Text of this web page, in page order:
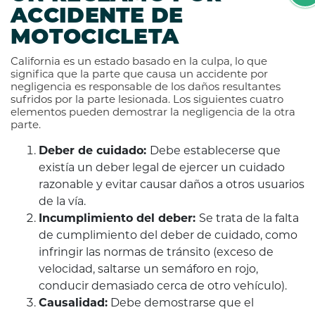
ACCIDENTE DE
MOTOCICLETA
California es un estado basado en la culpa, lo que
significa que la parte que causa un accidente por
negligencia es responsable de los daños resultantes
sufridos por la parte lesionada. Los siguientes cuatro
elementos pueden demostrar la negligencia de la otra
parte.
Deber de cuidado: Debe establecerse que
existía un deber legal de ejercer un cuidado
razonable y evitar causar daños a otros usuarios
de la vía.
Incumplimiento del deber: Se trata de la falta
de cumplimiento del deber de cuidado, como
infringir las normas de tránsito (exceso de
velocidad, saltarse un semáforo en rojo,
conducir demasiado cerca de otro vehículo).
Causalidad: Debe demostrarse que el